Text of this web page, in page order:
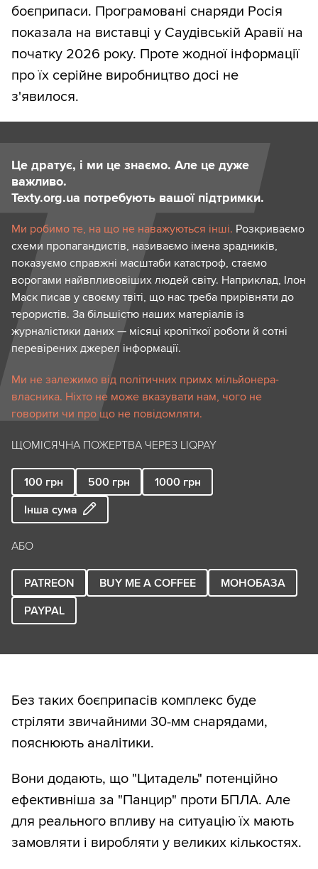
боєприпаси. Програмовані снаряди Росія
показала на виставці у Саудівській Аравії на
початку 2026 року. Проте жодної інформації
про їх серійне виробництво досі не
з'явилося.
Це дратує, і ми це знаємо. Але це дуже
важливо.
Texty.org.ua потребують вашої підтримки.
Ми робимо те, на що не наважуються інші. Розкриваємо
схеми пропагандистів, називаємо імена зрадників,
показуємо справжні масштаби катастроф, стаємо
ворогами найвпливовіших людей світу. Наприклад, Ілон
Маск писав у своєму твіті, що нас треба прирівняти до
терористів. За більшістю наших матеріалів із
журналістики даних — місяці кропіткої роботи й сотні
перевірених джерел інформації.
Ми не залежимо від політичних примх мільйонера-
власника. Ніхто не може вказувати нам, чого не
говорити чи про що не повідомляти.
ЩОМІСЯЧНА ПОЖЕРТВА ЧЕРЕЗ LIQPAY
100 грн 500 грн 1000 грн
Інша сума
АБО
PATREON BUY ME A COFFEE
МОНОБАЗА
PAYPAL
Без таких боєприпасів комплекс буде
стріляти звичайними 30-мм снарядами,
пояснюють аналітики.
Вони додають, що "Цитадель" потенційно
ефективніша за "Панцир" проти БПЛА. Але
для реального впливу на ситуацію їх мають
замовляти і виробляти у великих кількостях.